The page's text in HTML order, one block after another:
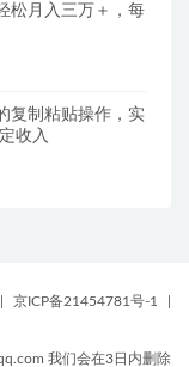
松月入三万＋，每
复制粘贴操作，实
收入
京ICP备21454781号-1
我们会在3日内删除